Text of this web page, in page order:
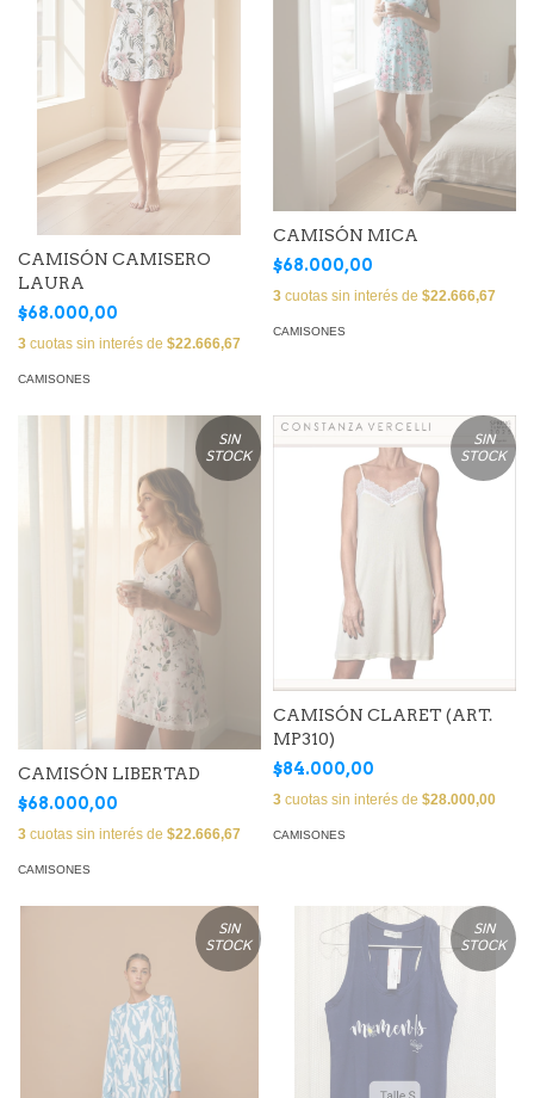
CAMISÓN CAMISERO
LAURA
$68.000,00
3 cuotas sin interés de $22.666,67
CAMISONES
CAMISÓN MICA
$68.000,00
3 cuotas sin interés de $22.666,67
CAMISONES
SIN
STOCK
CAMISÓN LIBERTAD
$68.000,00
3 cuotas sin interés de $22.666,67
CAMISONES
SIN
STOCK
CAMISÓN CLARET (ART.
MP310)
$84.000,00
3 cuotas sin interés de $28.000,00
CAMISONES
SIN
STOCK
SIN
STOCK